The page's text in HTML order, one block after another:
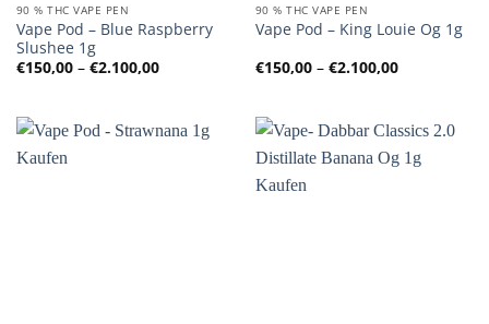
90 % THC VAPE PEN
Vape Pod – Blue Raspberry
Slushee 1g
€150,00 – €2.100,00Preisspanne:
€150,00
90 % THC VAPE PEN
Vape Pod – King Louie Og 1g
€150,00 – €2.100,00
€150,00